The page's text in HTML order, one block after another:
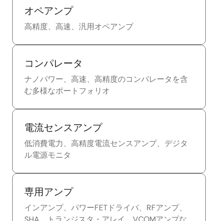
オペアンプ
高精度、高速、汎用オペアンプ
コンパレータ
ナノパワー、高速、高精度のコンパレータを含
む多様なポートフォリオ
電流センスアンプ
低消費電力、高精度電流センスアンプ、デジタ
ル電源モニタ
専用アンプ
インアンプ、パワーFETドライバ、RFアンプ、